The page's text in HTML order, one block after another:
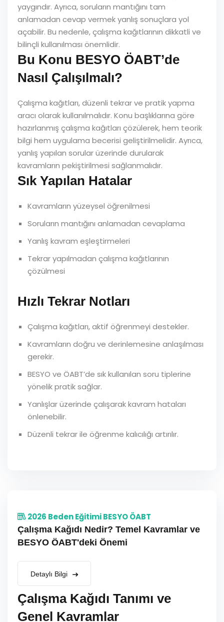
yaygındır. Ayrıca, soruların mantığını tam
anlamadan cevap vermek yanlış sonuçlara yol
açabilir. Bu nedenle, çalışma kağıtlarının dikkatli ve
bilinçli kullanılması önemlidir.
Bu Konu BESYO ÖABT’de
Nasıl Çalışılmalı?
Çalışma kağıtları, düzenli tekrar ve pratik yapma
aracı olarak kullanılmalıdır. Konu başlıklarına göre
hazırlanmış çalışma kağıtları çözülerek, hem teorik
bilgi hem uygulama becerisi geliştirilmelidir. Ayrıca,
yanlış yapılan sorular üzerinde durularak
kavramların pekiştirilmesi sağlanmalıdır.
Sık Yapılan Hatalar
Kavramların yüzeysel öğrenilmesi
Soruların mantığını anlamadan cevaplama
Yanlış kavram eşleştirmeleri
Tekrar yapılmadan çalışma kağıtlarının
çözülmesi
Hızlı Tekrar Notları
Çalışma kağıtları, aktif öğrenmeyi destekler.
Kavramların doğru ve derinlemesine anlaşılması
gerekir.
BESYO ve ÖABT’de sık kullanılan soru tiplerine
yönelik pratik sağlar.
Yanlışlar üzerinde çalışarak kavram hataları
önlenebilir.
Düzenli tekrar ile öğrenme kalıcılığı artırılır.
2026 Beden Eğitimi BESYO ÖABT
Çalışma Kağıdı Nedir? Temel Kavramlar ve
BESYO ÖABT'deki Önemi
Detaylı Bilgi
Çalışma Kağıdı Tanımı ve
Genel Kavramlar